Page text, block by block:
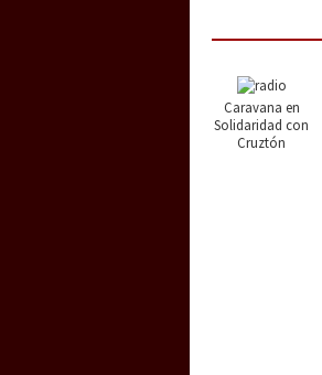
Caravana en
Solidaridad con
Cruztón